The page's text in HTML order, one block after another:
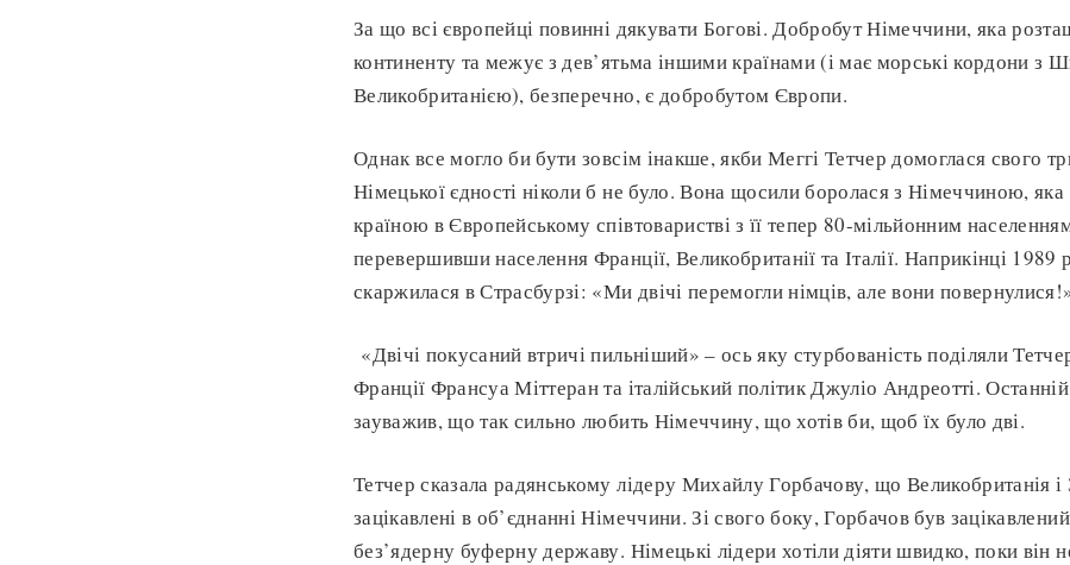
За що всі європейці повинні дякувати Богові. Добробут Німеччини, яка
континенту та межує з дев’ятьма іншими країнами (і має морські кордони з
Великобританією), безперечно, є добробутом Європи.
Однак все могло би бути зовсім інакше, якби Меггі Тетчер домоглася свого
Німецької єдності ніколи б не було. Вона щосили боролася з Німеччиною,
країною в Європейському співтоваристві з її тепер 80-мільйонним
перевершивши населення Франції, Великобританії та Італії. Наприкінці 1989
скаржилася в Страсбурзі: «Ми двічі перемогли німців, але вони
«Двічі покусаний втричі пильніший» – ось яку стурбованість поділяли
Франції Франсуа Міттеран та італійський політик Джуліо Андреотті.
зауважив, що так сильно любить Німеччину, що хотів би, щоб їх було дві.
Тетчер сказала радянському лідеру Михайлу Горбачову, що Великобританія і
зацікавлені в об’єднанні Німеччини. Зі свого боку, Горбачов був
без’ядерну буферну державу. Німецькі лідери хотіли діяти швидко, поки він